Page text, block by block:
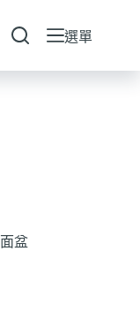
選單
面盆